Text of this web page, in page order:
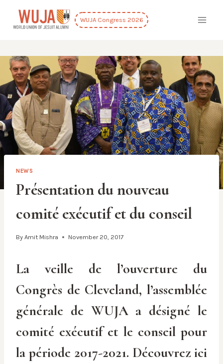
content
WUJA Congress 2026
NEWS
Présentation du nouveau
comité exécutif et du conseil
By Amit Mishra November 20, 2017
La veille de l’ouverture du
Congrès de Cleveland, l’assemblée
générale de WUJA a désigné le
comité exécutif et le conseil pour
la période 2017-2021. Découvrez ici